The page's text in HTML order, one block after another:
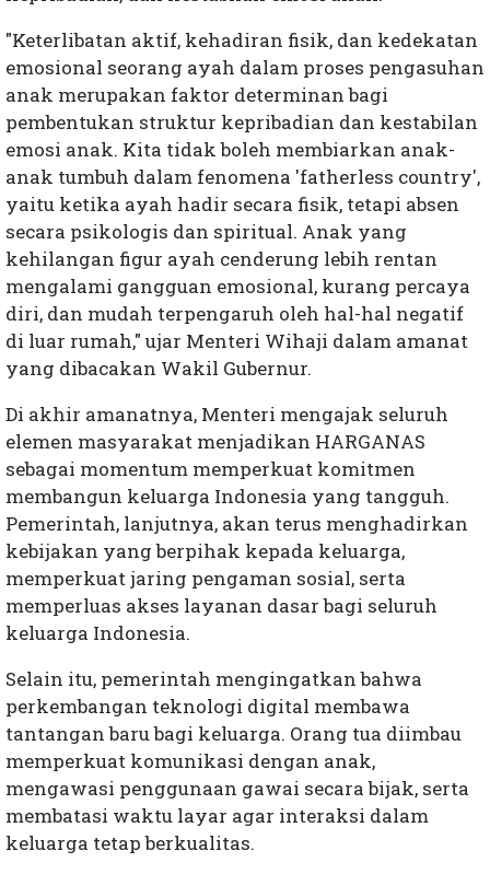
"Keterlibatan aktif, kehadiran fisik, dan kedekatan
emosional seorang ayah dalam proses pengasuhan
anak merupakan faktor determinan bagi
pembentukan struktur kepribadian dan kestabilan
emosi anak. Kita tidak boleh membiarkan anak-
anak tumbuh dalam fenomena 'fatherless country',
yaitu ketika ayah hadir secara fisik, tetapi absen
secara psikologis dan spiritual. Anak yang
kehilangan figur ayah cenderung lebih rentan
mengalami gangguan emosional, kurang percaya
diri, dan mudah terpengaruh oleh hal-hal negatif
di luar rumah," ujar Menteri Wihaji dalam amanat
yang dibacakan Wakil Gubernur.
Di akhir amanatnya, Menteri mengajak seluruh
elemen masyarakat menjadikan HARGANAS
sebagai momentum memperkuat komitmen
membangun keluarga Indonesia yang tangguh.
Pemerintah, lanjutnya, akan terus menghadirkan
kebijakan yang berpihak kepada keluarga,
memperkuat jaring pengaman sosial, serta
memperluas akses layanan dasar bagi seluruh
keluarga Indonesia.
Selain itu, pemerintah mengingatkan bahwa
perkembangan teknologi digital membawa
tantangan baru bagi keluarga. Orang tua diimbau
memperkuat komunikasi dengan anak,
mengawasi penggunaan gawai secara bijak, serta
membatasi waktu layar agar interaksi dalam
keluarga tetap berkualitas.